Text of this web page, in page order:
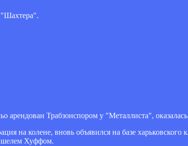
"Шахтера".
Трабзонспором у "Металлиста",
на колене, вновь объявился на базе харьковского
Хуффом.